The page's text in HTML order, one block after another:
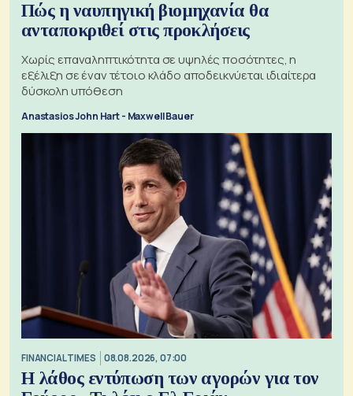
Πώς η ναυπηγική βιομηχανία θα
ανταποκριθεί στις προκλήσεις
Χωρίς επαναληπτικότητα σε υψηλές ποσότητες, η
εξέλιξη σε έναν τέτοιο κλάδο αποδεικνύεται ιδιαίτερα
δύσκολη υπόθεση
Anastasios John Hart - Maxwell Bauer
FINANCIAL TIMES 08.08.2026, 07:00
Η λάθος εντύπωση των αγορών για τον